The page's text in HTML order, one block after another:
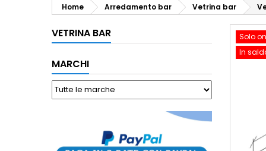
Home Arredamento bar Vetrina bar
VETRINA BAR
MARCHI
Solo
In